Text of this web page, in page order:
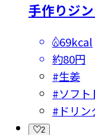
手作りジ
69kcal
約80円
#生姜
#ソフト
# ドリン
2